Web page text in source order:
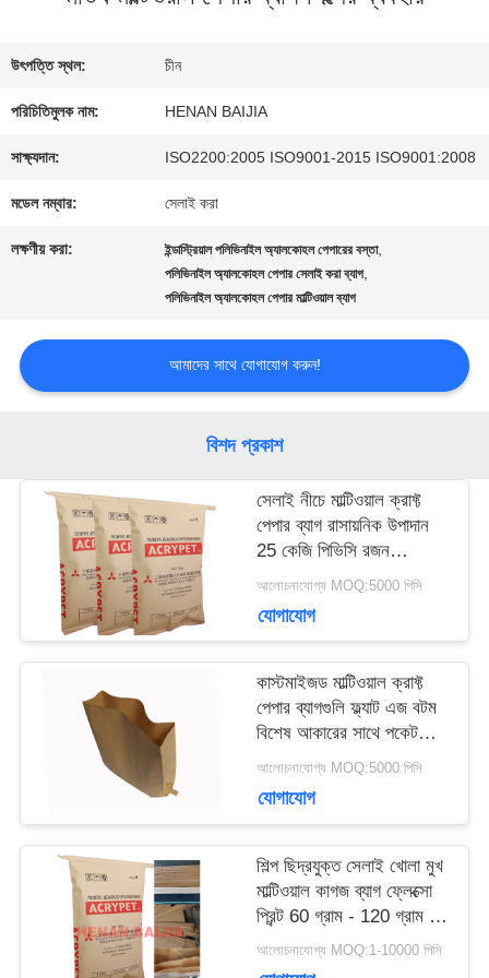
কারখানা
ভ্রমণ
নিয়ন্ত্রণ
করুন
ম্যাপ
PRIVACY
উৎপত্তি স্থল: চীন
পরিচিতিমুলক নাম: HENAN BAIJIA
সাক্ষ্যদান: ISO2200:2005 ISO9001-2015 ISO9001:2008
মডেল নম্বার: সেলাই করা
লক্ষণীয় করা: ইন্ডাস্ট্রিয়াল পলিভিনাইল অ্যালকোহল পেপারের বস্তা,
পলিভিনাইল অ্যালকোহল পেপার সেলাই করা ব্যাগ,
পলিভিনাইল অ্যালকোহল পেপার মাল্টিওয়াল ব্যাগ
আমাদের সাথে যোগাযোগ করুন!
বিশদ প্রকাশ
সেলাই নীচে মাল্টিওয়াল ক্রাফ্ট
পেপার ব্যাগ রাসায়নিক উপাদান
25 কেজি পিভিসি রজন
আলোচনাযোগ্য MOQ:5000 পিসি
যোগাযোগ
কাস্টমাইজড মাল্টিওয়াল ক্রাফ্ট
পেপার ব্যাগগুলি ফ্ল্যাট এজ বটম
বিশেষ আকারের সাথে পকেট
আলোচনাযোগ্য MOQ:5000 পিসি
যোগাযোগ
শিল্প ছিদ্রযুক্ত সেলাই খোলা মুখ
মাল্টিওয়াল কাগজ ব্যাগ ফ্লেক্সো
প্রিন্ট 60 গ্রাম - 120 গ্রাম /
আলোচনাযোগ্য MOQ:1-10000 পিসি